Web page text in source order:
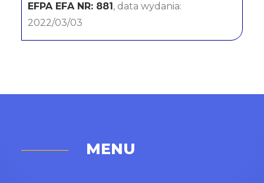
EFPA EFA NR: 881, data wydania:
2022/03/03
MENU